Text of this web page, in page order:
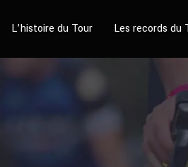
L’histoire du Tour Les records du